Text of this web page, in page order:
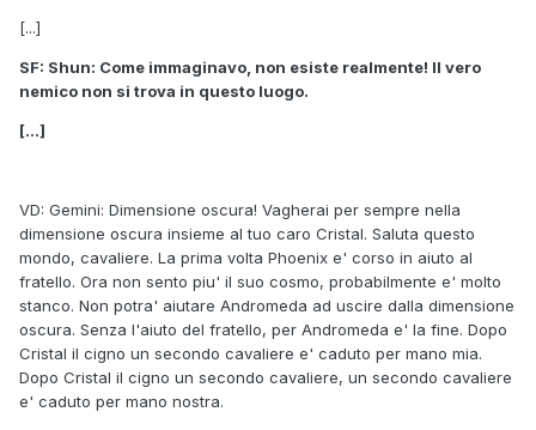
[...]
SF: Shun: Come immaginavo, non esiste realmente! Il vero
nemico non si trova in questo luogo.
[...]
VD: Gemini: Dimensione oscura! Vagherai per sempre nella
dimensione oscura insieme al tuo caro Cristal. Saluta questo
mondo, cavaliere. La prima volta Phoenix e' corso in aiuto al
fratello. Ora non sento piu' il suo cosmo, probabilmente e' molto
stanco. Non potra' aiutare Andromeda ad uscire dalla dimensione
oscura. Senza l'aiuto del fratello, per Andromeda e' la fine. Dopo
Cristal il cigno un secondo cavaliere e' caduto per mano mia.
Dopo Cristal il cigno un secondo cavaliere, un secondo cavaliere
e' caduto per mano nostra.